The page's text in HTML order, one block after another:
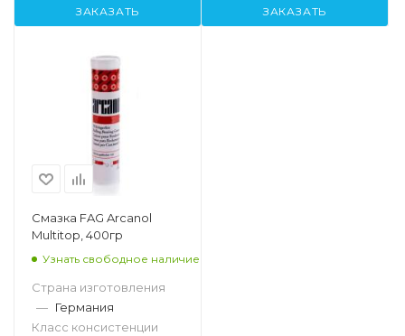
ЗАКАЗАТЬ ЗАКАЗАТЬ
Смазка FAG Arcanol
Multitop, 400гр
Узнать свободное наличие
Страна изготовления
— Германия
Класс консистенции